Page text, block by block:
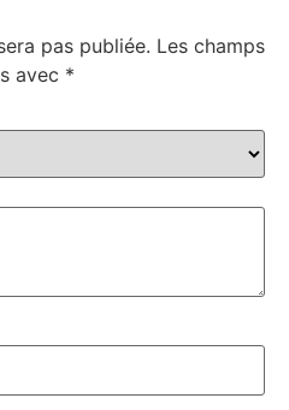
pas publiée. Les champs
avec *